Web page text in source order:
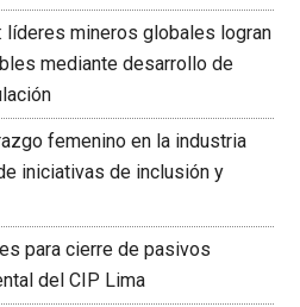
líderes mineros globales logran
mediante desarrollo de
femenino en la industria
iniciativas de inclusión y
para cierre de pasivos
del CIP Lima